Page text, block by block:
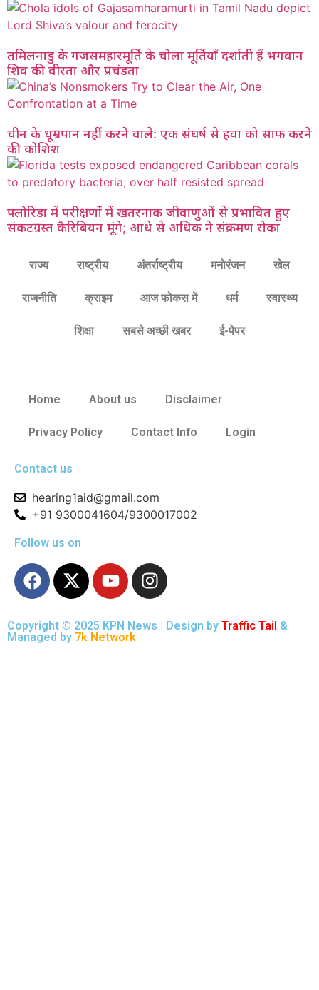
तमिलनाडु के गजसमहारमूर्ति के चोला मूर्तियाँ दर्शाती हैं भगवान
शिव की वीरता और प्रचंडता
चीन के धूम्रपान नहीं करने वाले: एक संघर्ष से हवा को साफ करने
की कोशिश
फ्लोरिडा में परीक्षणों में खतरनाक जीवाणुओं से प्रभावित हुए
संकटग्रस्त कैरिबियन मूंगे; आधे से अधिक ने संक्रमण रोका
राज्य राष्ट्रीय अंतर्राष्ट्रीय मनोरंजन खेल
राजनीति क्राइम आज फोकस में धर्म स्वास्थ्य
शिक्षा सबसे अच्छी खबर ई-पेपर
Home About us Disclaimer
Privacy Policy Contact Info Login
Contact us
hearing1aid@gmail.com
+91 9300041604/9300017002
Follow us on
Copyright © 2025 KPN News | Design by Traffic Tail &
Managed by 7k Network